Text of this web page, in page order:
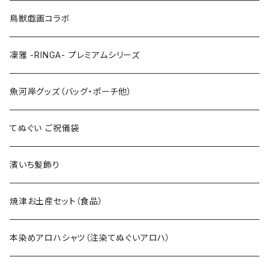
LLサイズ
特大3Lサイズ
120cm
130cm
上下セット
120cm
鳥獣戯画コラボ
凜雅 -RINGA- プレミアムシリーズ
魚河岸グッズ（バッグ・ポーチ他）
てぬぐい ご祝儀袋
濱いち髪飾り
焼津お土産セット（食品）
本染めアロハシャツ（注染てぬぐいアロハ）